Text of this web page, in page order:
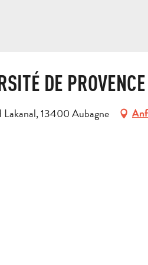
DE PROVENCE
Lakanal, 13400 Aubagne